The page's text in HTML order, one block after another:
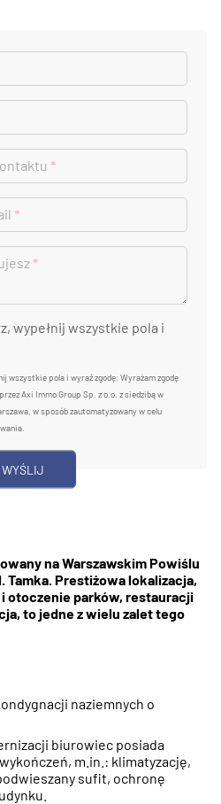
*
*
*
wypełnij wszystkie pola i
wszystkie pola i wyraź zgodę: Wyrażam zgodę
Axi Immo Group Sp. z o.o. z siedzibą w
w sposób zautomatyzowany w celu
na Warszawskim Powiślu
Prestiżowa lokalizacja,
otoczenie parków, restauracji
to jedne z wielu zalet tego
naziemnych o
biurowiec posiada
m.in.: klimatyzację,
sufit, ochronę